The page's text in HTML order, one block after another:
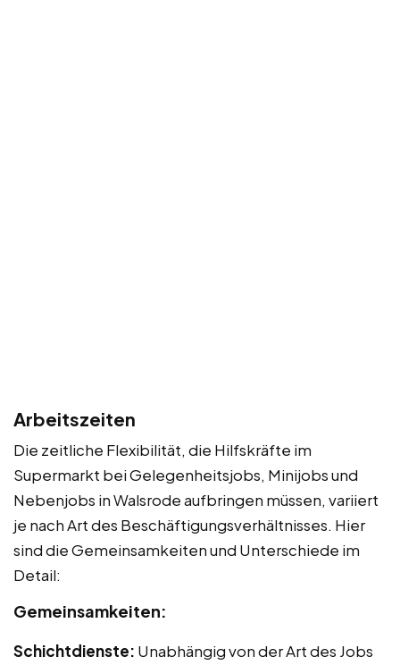
Arbeitszeiten
Die zeitliche Flexibilität, die Hilfskräfte im
Supermarkt bei Gelegenheitsjobs, Minijobs und
Nebenjobs in Walsrode aufbringen müssen, variiert
je nach Art des Beschäftigungsverhältnisses. Hier
sind die Gemeinsamkeiten und Unterschiede im
Detail:
Gemeinsamkeiten:
Schichtdienste: Unabhängig von der Art des Jobs